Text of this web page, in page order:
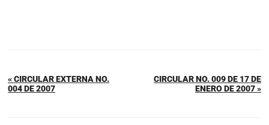
« CIRCULAR EXTERNA NO.
004 DE 2007
CIRCULAR NO. 009 DE 17 DE
ENERO DE 2007 »